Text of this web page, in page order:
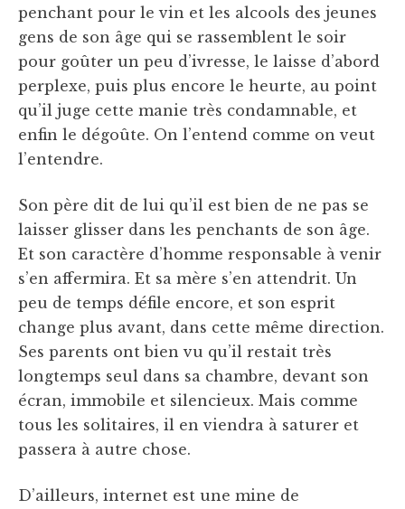
penchant pour le vin et les alcools des jeunes
gens de son âge qui se rassemblent le soir
pour goûter un peu d’ivresse, le laisse d’abord
perplexe, puis plus encore le heurte, au point
qu’il juge cette manie très condamnable, et
enfin le dégoûte. On l’entend comme on veut
l’entendre.
Son père dit de lui qu’il est bien de ne pas se
laisser glisser dans les penchants de son âge.
Et son caractère d’homme responsable à venir
s’en affermira. Et sa mère s’en attendrit. Un
peu de temps défile encore, et son esprit
change plus avant, dans cette même direction.
Ses parents ont bien vu qu’il restait très
longtemps seul dans sa chambre, devant son
écran, immobile et silencieux. Mais comme
tous les solitaires, il en viendra à saturer et
passera à autre chose.
D’ailleurs, internet est une mine de